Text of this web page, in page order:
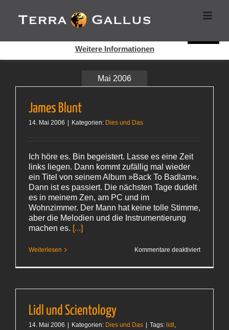
Inhalt
springen
Mai 2006
James Blunt
14. Mai 2006 Kategorien: Dies und Das
Ich höre es. Bin begeistert. Lasse es eine Zeit
links liegen. Dann kommt zufällig mal wieder
ein Titel von seinem Album »Back To Badlam«.
Dann ist es passiert. Die nächsten Tage dudelt
es in meinem Zen, am PC und im
Wohnzimmer. Der Mann hat keine tolle Stimme,
aber die Melodien und die Instrumentierung
machen es. [...]
Weiterlesen Kommentare deaktiviertfür
Lidl und Scientology
14. Mai 2006 Kategorien: Dies und Das Tags: lidl ,
Cookies helfen auf auf dieser Seite bei der Bereitstellung der
Dienste. Durch die Nutzung dieser Webseite erklären Sie sich
Weitere Informationen